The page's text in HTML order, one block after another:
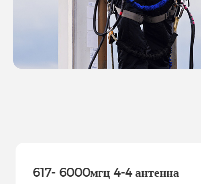
617- 6000мгц 4-4 антенна